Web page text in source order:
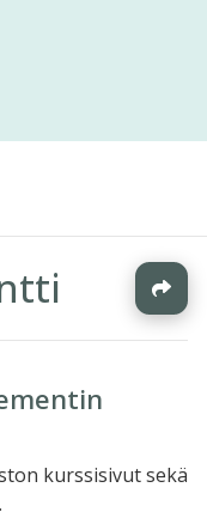
kurssisivut sekä